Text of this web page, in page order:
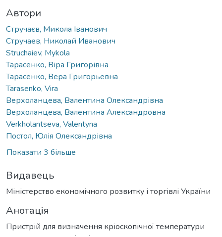
Автори
Стручаєв, Микола Іванович
Стручаев, Николай Иванович
Struchaiev, Mykola
Тарасенко, Віра Григорівна
Тарасенко, Вера Григорьевна
Tarasenko, Vira
Верхоланцева, Валентина Олександрівна
Верхоланцева, Валентина Александровна
Verkholantseva, Valentyna
Постол, Юлія Олександрівна
Показати 3 більше
Видавець
Міністерство економічного розвитку і торгівлі України
Анотація
Пристрій для визначення кріоскопічної температури